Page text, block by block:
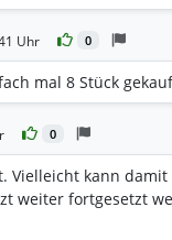
Uhr 0
mal 8 Stück
0
Vielleicht kann
weiter fortgesetzt